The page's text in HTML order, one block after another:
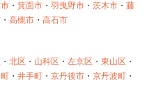
・ 箕面市 ・ 羽曳野市 ・ 茨木市 ・ 藤
・ 高槻市 ・ 高石市
・ 北区 ・ 山科区 ・ 左京区 ・ 東山区 ・
・ 井手町 ・ 京丹後市 ・ 京丹波町 ・